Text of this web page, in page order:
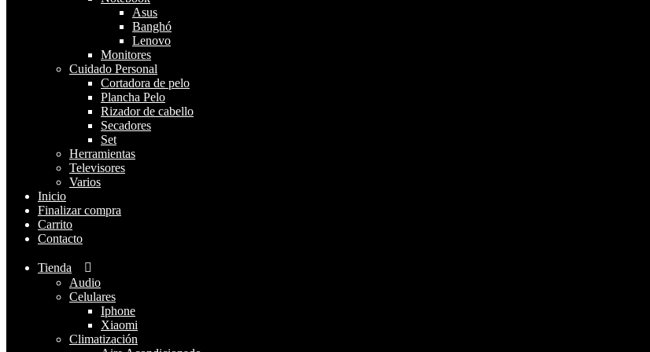
Asus
Banghó
Lenovo
Monitores
Cuidado Personal
Cortadora de pelo
Plancha Pelo
Rizador de cabello
Secadores
Set
Herramientas
Televisores
Varios
Inicio
Finalizar compra
Carrito
Contacto
Tienda
Audio
Celulares
Iphone
Xiaomi
Climatización